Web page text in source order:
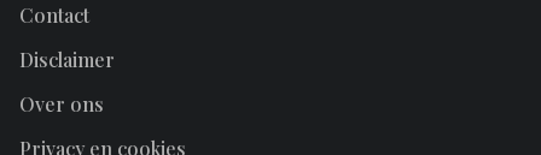
Contact
Disclaimer
Over ons
Privacy en cookies